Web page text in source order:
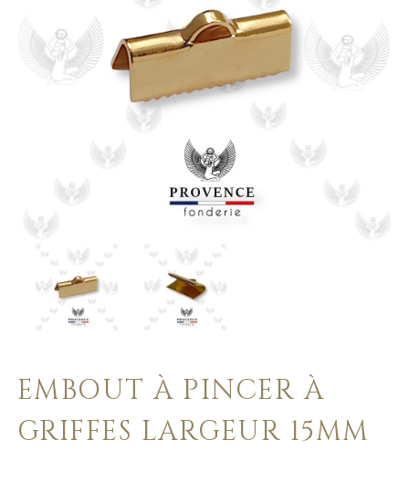
EMBOUT À PINCER À
GRIFFES LARGEUR 15MM